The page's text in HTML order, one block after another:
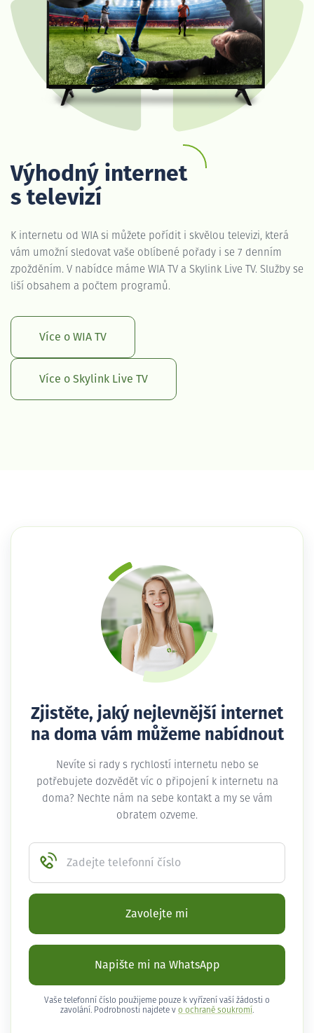
Výhodný internet
s televizí
K internetu od WIA si můžete pořídit i skvělou televizi, která
vám umožní sledovat vaše oblíbené pořady i se 7 denním
zpožděním. V nabídce máme WIA TV a Skylink Live TV. Služby se
liší obsahem a počtem programů.
Více o WIA TV
Více o Skylink Live TV
Zjistěte, jaký nejlevnější internet
na doma vám můžeme nabídnout
Nevíte si rady s rychlostí internetu nebo se
potřebujete dozvědět víc o připojení k internetu na
doma? Nechte nám na sebe kontakt a my se vám
obratem ozveme.
Zadejte telefonní číslo
Zavolejte mi
Napište mi na WhatsApp
Vaše telefonní číslo použijeme pouze k vyřízení vaší žádosti o
zavolání. Podrobnosti najdete v o ochraně soukromí .